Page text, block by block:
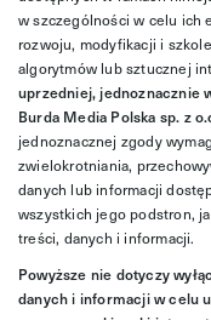
w szczególności w celu ich
rozwoju, modyfikacji i
algorytmów lub sztucznej
uprzedniej, jednoznacznie
Burda Media Polska sp. z
jednoznacznej zgody
zwielokrotniania,
danych lub informacji
wszystkich jego podstron,
treści, danych i informacji.
Powyższe nie dotyczy
danych i informacji w celu